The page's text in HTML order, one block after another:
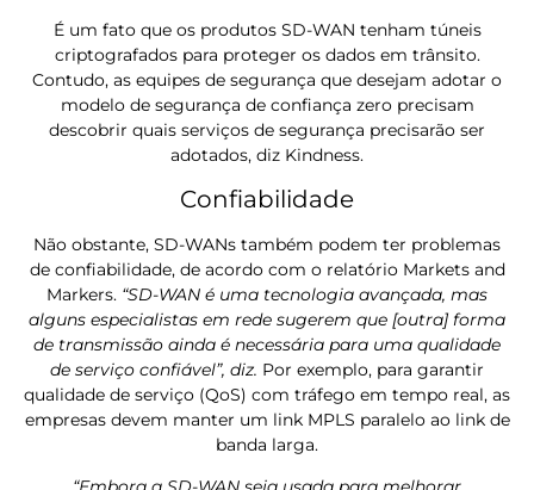
É um fato que os produtos SD-WAN tenham túneis
criptografados para proteger os dados em trânsito.
Contudo, as equipes de segurança que desejam adotar o
modelo de segurança de confiança zero precisam
descobrir quais serviços de segurança precisarão ser
adotados, diz Kindness.
Confiabilidade
Não obstante, SD-WANs também podem ter problemas
de confiabilidade, de acordo com o relatório Markets and
Markers. “SD-WAN é uma tecnologia avançada, mas
alguns especialistas em rede sugerem que [outra] forma
de transmissão ainda é necessária para uma qualidade
de serviço confiável”, diz. Por exemplo, para garantir
qualidade de serviço (QoS) com tráfego em tempo real, as
empresas devem manter um link MPLS paralelo ao link de
banda larga.